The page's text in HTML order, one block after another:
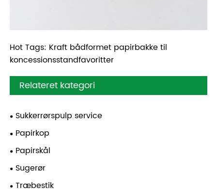
Hot Tags: Kraft bådformet papirbakke til
koncessionsstandfavoritter
Relateret kategori
Sukkerrørspulp service
Papirkop
Papirskål
Sugerør
Træbestik